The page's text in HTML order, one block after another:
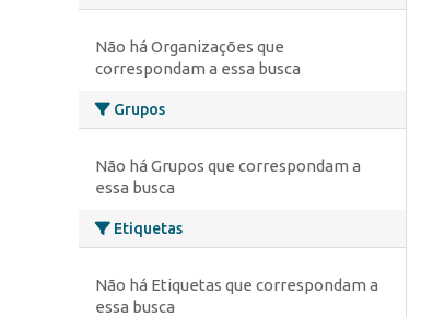
Não há Organizações que
correspondam a essa busca
Grupos
Não há Grupos que correspondam a
essa busca
Etiquetas
Não há Etiquetas que correspondam a
essa busca